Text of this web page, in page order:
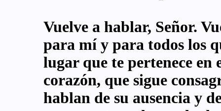
Vuelve a hablar, Señor.
para mí y para todos los
lugar que te pertenece en
corazón, que sigue
hablan de su ausencia y